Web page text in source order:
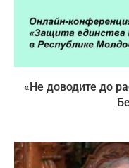
«Не доводите до